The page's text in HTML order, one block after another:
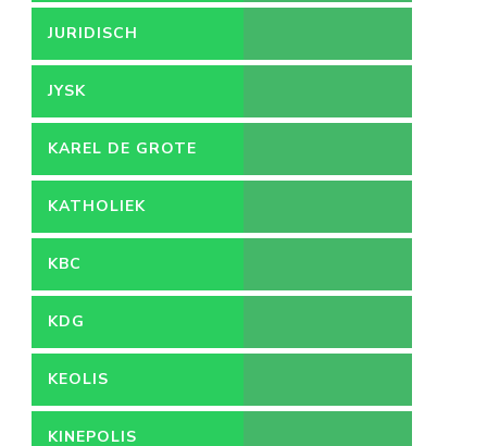
ACCOUNTMANAGER
JURIDISCH
MEDEWERKER
JYSK
KAREL DE GROTE
HOGESCHOOL
KATHOLIEK
ONDERWIJS
KBC
KDG
KEOLIS
KINEPOLIS